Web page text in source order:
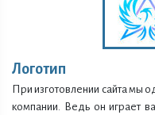
Логотип
При изготовлении сайта мы
компании. Ведь он играет